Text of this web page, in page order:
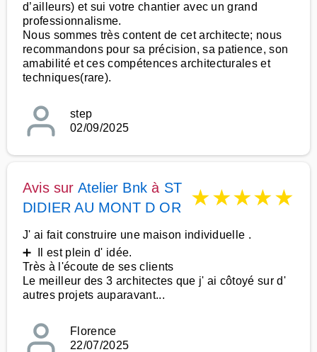
d’ailleurs) et sui votre chantier avec un grand
professionnalisme.
Nous sommes très content de cet architecte; nous
recommandons pour sa précision, sa patience, son
amabilité et ces compétences architecturales et
techniques(rare).
step
02/09/2025
Avis sur Atelier Bnk à ST
DIDIER AU MONT D OR
★★★★★
J' ai fait construire une maison individuelle .
➕ Il est plein d' idée.
Très à l'écoute de ses clients
Le meilleur des 3 architectes que j' ai côtoyé sur d'
autres projets auparavant...
Florence
22/07/2025